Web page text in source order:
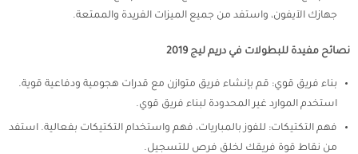
جهازك الآيفون، واستفد من جميع الميزات الفريدة والممتعة.
نصائح مفيدة للبطولات في دريم ليج 2019
بناء فريق قوي: قم بإنشاء فريق متوازن مع قدرات هجومية ودفاعية قوية.
استخدم الموارد غير المحدودة لبناء فريق قوي.
فهم التكتيكات: للفوز بالمباريات، فهم واستخدام التكتيكات بفعالية. استفد
من نقاط قوة فريقك لخلق فرص للتسجيل.